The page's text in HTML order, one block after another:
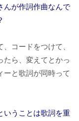
が作詞作曲なんで
、コードをつけて、
たら、変えてとかっ
ーと歌詞が同時って
うことは歌詞を重